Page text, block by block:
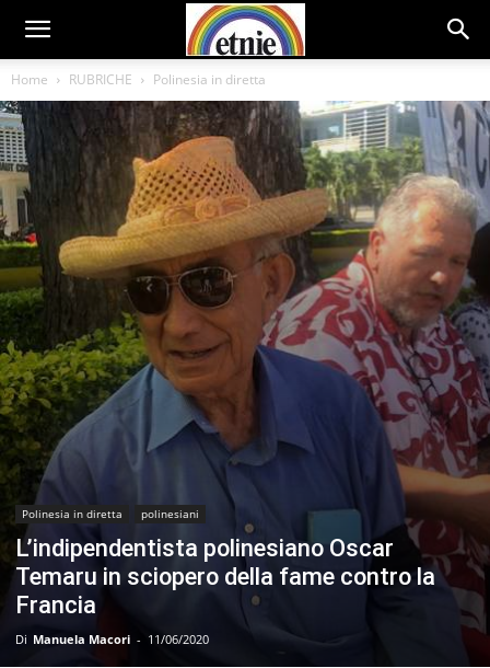
Home RUBRICHE Polinesia in diretta
Polinesia in diretta polinesiani
L’indipendentista polinesiano Oscar
Temaru in sciopero della fame contro la
Francia
Di Manuela Macori - 11/06/2020